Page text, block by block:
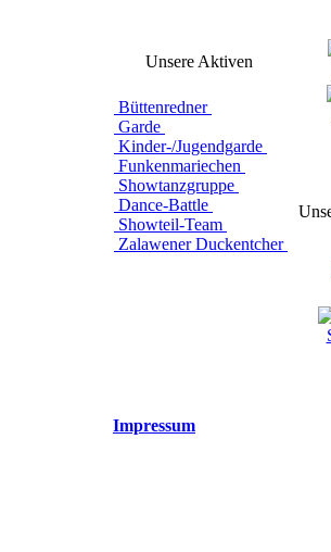
Unsere Aktiven
Büttenredner
Garde
Kinder-/Jugendgarde
Funkenmariechen
Showtanzgruppe
Dance-Battle
Showteil-Team
Zalawener Duckentcher
Impressum